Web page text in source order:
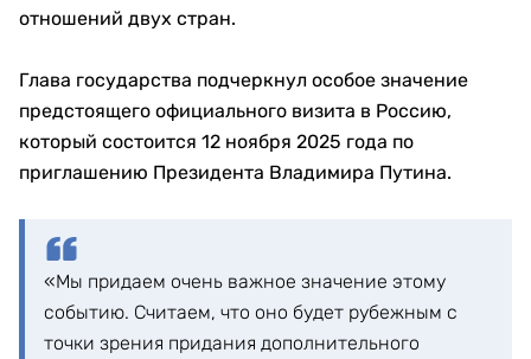
отношений двух стран.
Глава государства подчеркнул особое значение
предстоящего официального визита в Россию,
который состоится 12 ноября 2025 года по
приглашению Президента Владимира Путина.
«Мы придаем очень важное значение этому
событию. Считаем, что оно будет рубежным с
точки зрения придания дополнительного